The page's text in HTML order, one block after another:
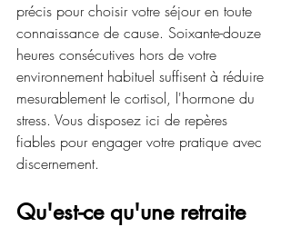
précis pour choisir votre séjour en toute
connaissance de cause. Soixante-douze
heures consécutives hors de votre
environnement habituel suffisent à réduire
mesurablement le cortisol, l'hormone du
stress. Vous disposez ici de repères
fiables pour engager votre pratique avec
discernement.
Qu'est-ce qu'une retraite